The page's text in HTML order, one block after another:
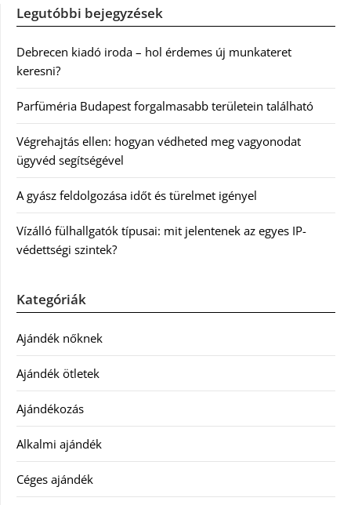
Legutóbbi bejegyzések
Debrecen kiadó iroda – hol érdemes új munkateret
keresni?
Parfüméria Budapest forgalmasabb területein található
Végrehajtás ellen: hogyan védheted meg vagyonodat
ügyvéd segítségével
A gyász feldolgozása időt és türelmet igényel
Vízálló fülhallgatók típusai: mit jelentenek az egyes IP-
védettségi szintek?
Kategóriák
Ajándék nőknek
Ajándék ötletek
Ajándékozás
Alkalmi ajándék
Céges ajándék